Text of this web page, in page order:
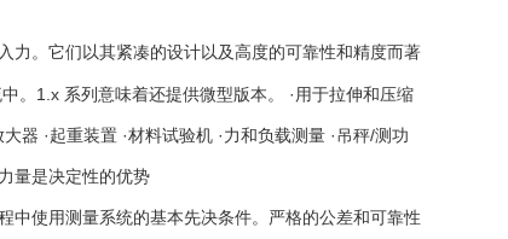
力。它们以其紧凑的设计以及高度的可靠性和精度而著
。 1.x 系列意味着还提供微型版本。 ·用于拉伸和压缩
器 ·起重装置 ·材料试验机 ·力和负载测量 ·吊秤/测功
量是决定性的优势
中使用测量系统的基本先决条件。严格的公差和可靠性